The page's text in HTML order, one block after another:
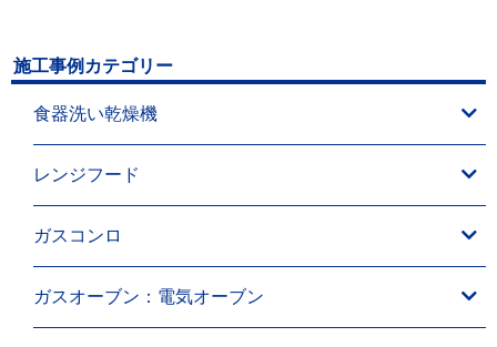
施工事例カテゴリー
食器洗い乾燥機
レンジフード
ガスコンロ
ガスオーブン：電気オーブン